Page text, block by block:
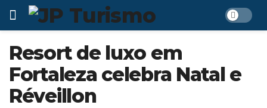
Resort de luxo em
Fortaleza celebra Natal e
Réveillon